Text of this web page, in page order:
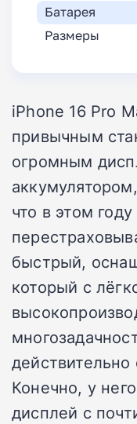
Батарея
Размеры
iPhone 16 Pro
привычным
огромным
что в этом
быстрый,
который с
действительно
Конечно, у
дисплей с